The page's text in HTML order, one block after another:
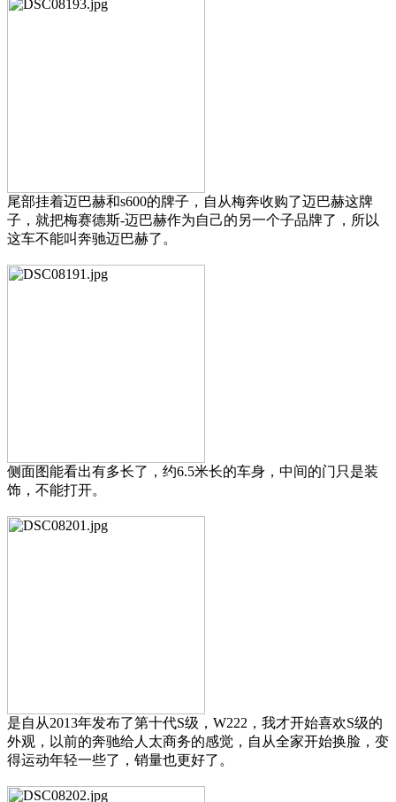
尾部挂着迈巴赫和s600的牌子，自从梅奔收购了迈巴赫这牌
子，就把梅赛德斯-迈巴赫作为自己的另一个子品牌了，所以
这车不能叫奔驰迈巴赫了。
侧面图能看出有多长了，约6.5米长的车身，中间的门只是装
饰，不能打开。
是自从2013年发布了第十代S级，W222，我才开始喜欢S级的
外观，以前的奔驰给人太商务的感觉，自从全家开始换脸，变
得运动年轻一些了，销量也更好了。